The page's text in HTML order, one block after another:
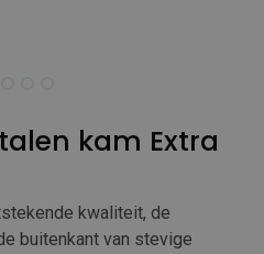
kam Extra
kwaliteit, de
buitenkant van stevige